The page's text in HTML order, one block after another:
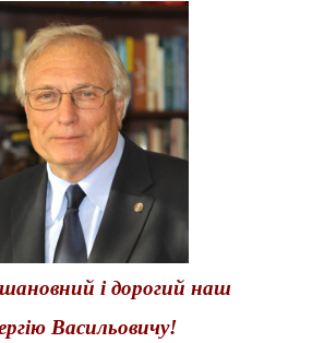
і дорогий наш
Васильовичу!